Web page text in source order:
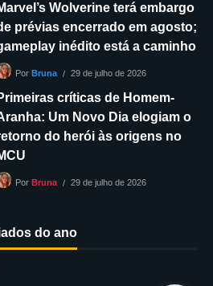
Wolverine terá embargo
prévias encerrado em agosto;
inédito está a caminho
Por Bruna 29 de julho de 2026
críticas de Homem-
Um Novo Dia elogiam o
do herói às origens no
Por Bruna 29 de julho de 2026
do ano